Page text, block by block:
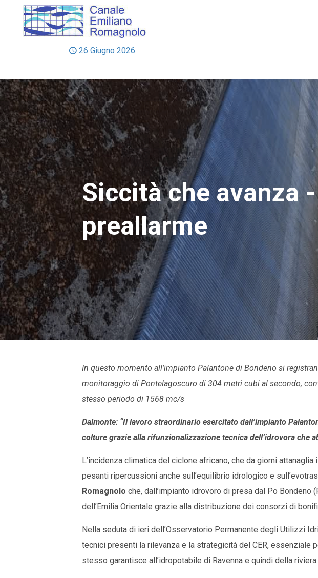
26 Giugno 2026
Siccità che avanza
preallarme
In questo momento all’impianto Palantone di Bondeno si
monitoraggio di Pontelagoscuro di 304 metri cubi al secondo,
stesso periodo di 1568 mc/s
Dalmonte: “Il lavoro straordinario esercitato dall’impianto
colture grazie alla rifunzionalizzazione tecnica dell’idrovora
L’incidenza climatica del ciclone africano, che da giorni
pesanti ripercussioni anche sull’equilibrio idrologico e
Romagnolo che, dall’impianto idrovoro di presa dal Po Bondeno
dell’Emilia Orientale grazie alla distribuzione dei consorzi di
Nella seduta di ieri dell’Osservatorio Permanente degli Utilizzi
tecnici presenti la rilevanza e la strategicità del CER, essenziale
stesso garantisce all’idropotabile di Ravenna e quindi della riviera.